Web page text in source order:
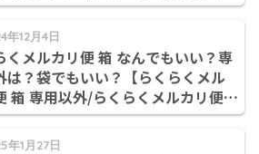
年12月4日
くメルカリ便 箱 なんでもいい？専
は？袋でもいい？【らくらくメル
箱 専用以外/らくらくメルカリ便
いい】
年1月27日